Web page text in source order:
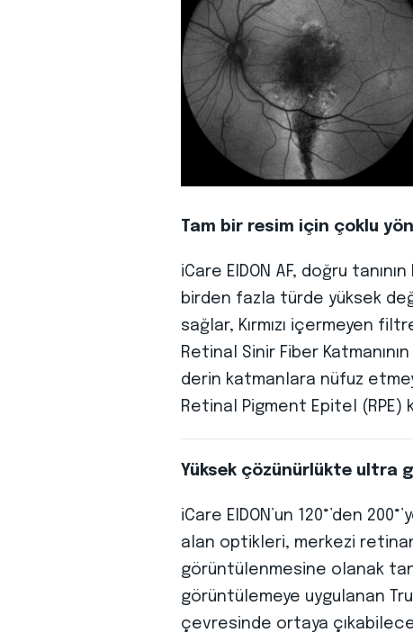
Tam bir resim için çoklu
iCare EIDON AF, doğru
birden fazla türde yüksek
sağlar, Kırmızı içermeyen
Retinal Sinir Fiber
derin katmanlara nüfuz
Retinal Pigment Epitel
Yüksek çözünürlükte ultra
iCare EIDON’un 120°’den
alan optikleri, merkezi
görüntülenmesine olanak
görüntülemeye uygulanan
çevresinde ortaya